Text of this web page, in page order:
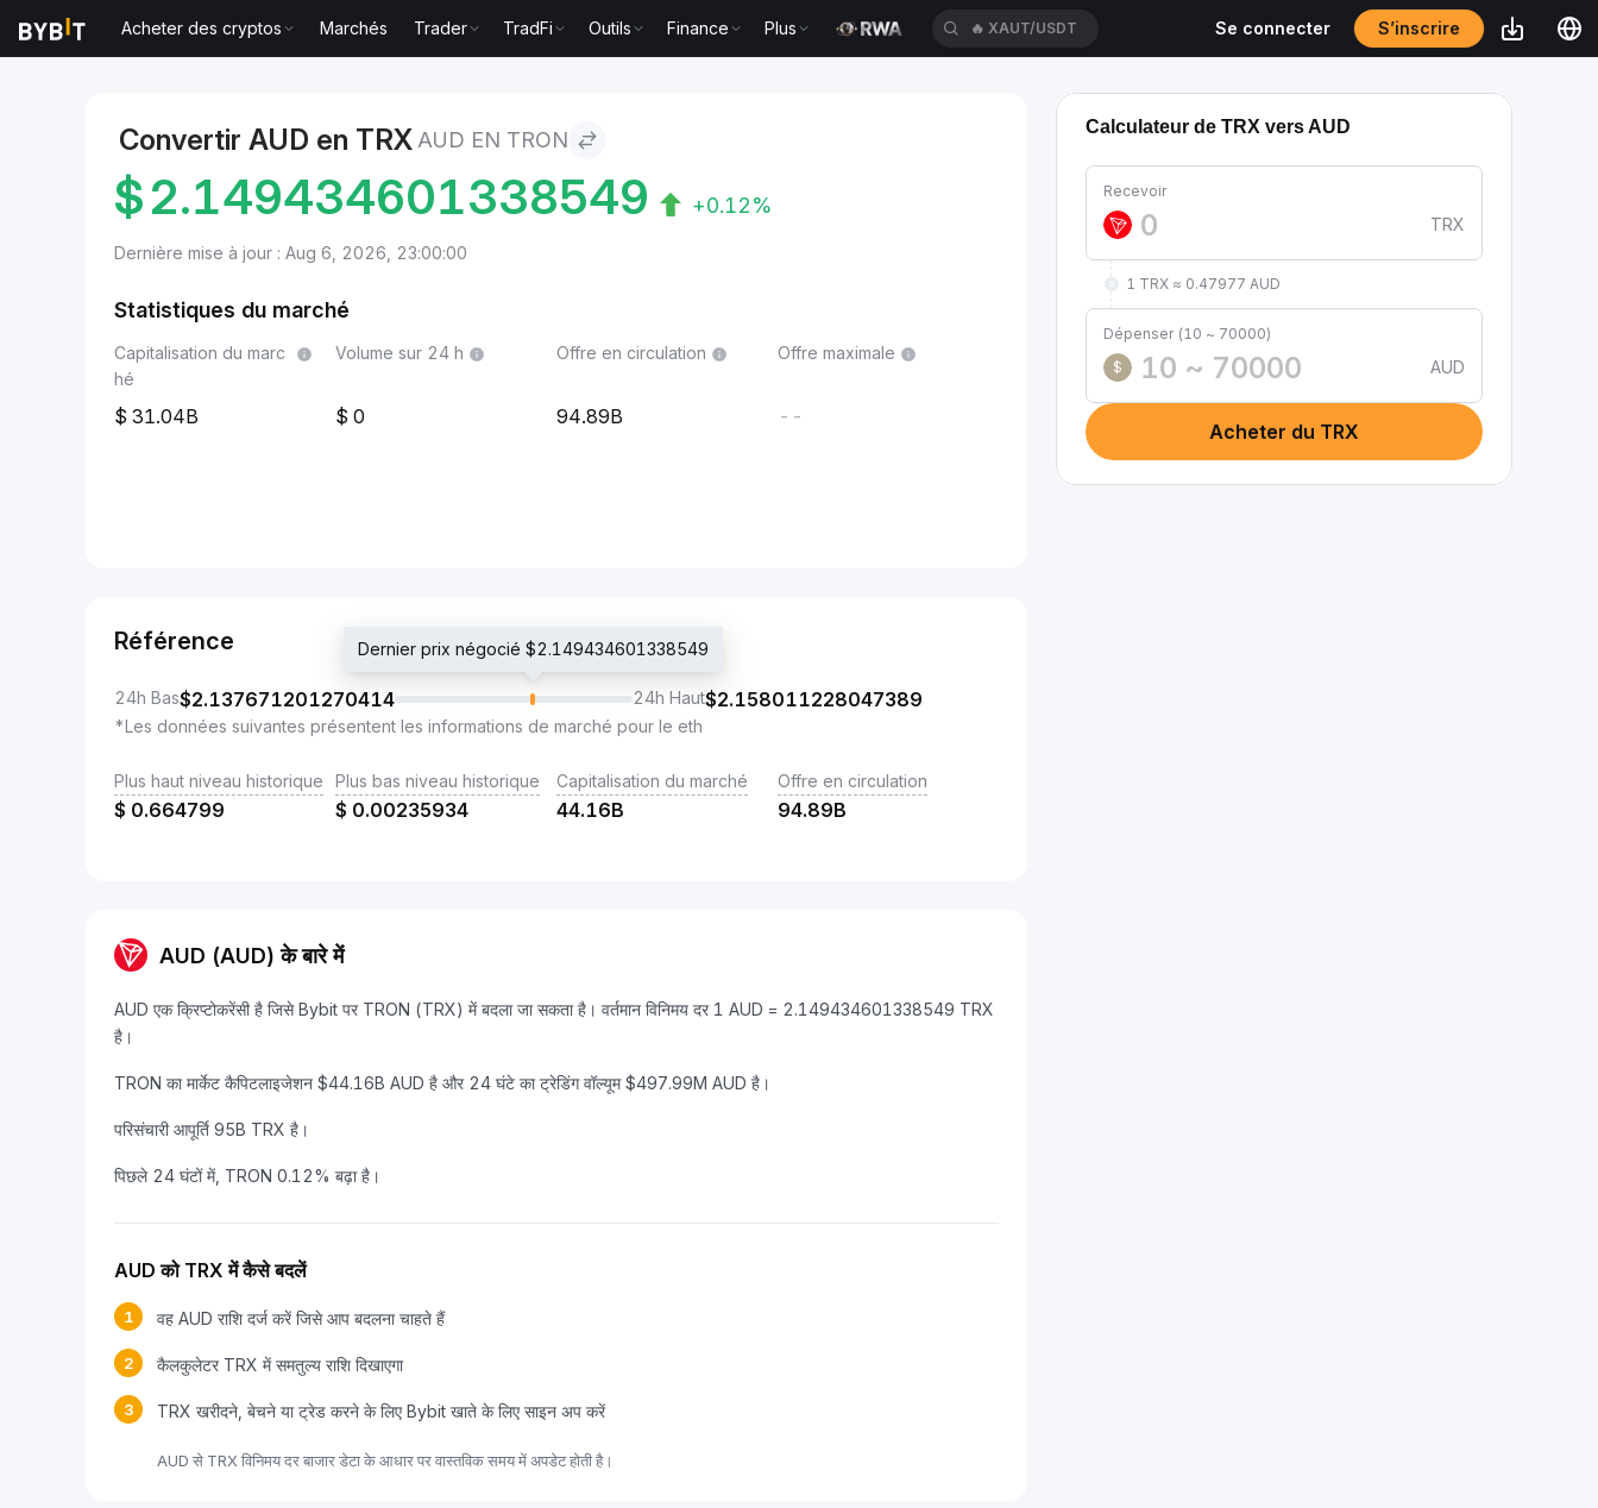
Acheter des cryptos Marchés Trader TradFi Outils Finance Plus 🔥 XAUT/USDT Se connecter S’inscrire
Convertir AUD en TRX AUD EN TRON
$2.149434601338549 +0.12%
Dernière mise à jour : Aug 6, 2026, 23:00:00
Statistiques du marché
Capitalisation du marc
hé
31.04B
Volume sur 24 h
0
Offre en circulation
94.89B
Offre maximale
--
Référence
24h Bas$2.137671201270414
Dernier prix négocié $2.149434601338549
24h Haut$2.158011228047389
*Les données suivantes présentent les informations de marché pour le eth
Plus haut niveau historique
$ 0.664799
Plus bas niveau historique
$ 0.00235934
Capitalisation du marché
44.16B
Offre en circulation
94.89B
AUD (AUD) के बारे में
AUD एक क्रिप्टोकरेंसी है जिसे Bybit पर TRON (TRX) में बदला जा सकता है। वर्तमान विनिमय दर 1 AUD = 2.149434601338549 TRX
है।
TRON का मार्केट कैपिटलाइजेशन $44.16B AUD है और 24 घंटे का ट्रेडिंग वॉल्यूम $497.99M AUD है।
परिसंचारी आपूर्ति 95B TRX है।
पिछले 24 घंटों में, TRON 0.12% बढ़ा है।
AUD को TRX में कैसे बदलें
1 वह AUD राशि दर्ज करें जिसे आप बदलना चाहते हैं
2 कैलकुलेटर TRX में समतुल्य राशि दिखाएगा
3 TRX खरीदने, बेचने या ट्रेड करने के लिए Bybit खाते के लिए साइन अप करें
AUD से TRX विनिमय दर बाजार डेटा के आधार पर वास्तविक समय में अपडेट होती है।
Calculateur de TRX vers AUD
Recevoir
TRX
1 TRX ≈ 0.47977 AUD
Dépenser (10 ~ 70000)
$
AUD
Acheter du TRX